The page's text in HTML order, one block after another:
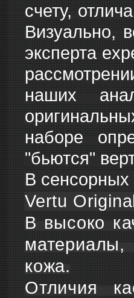
счету,
Визуально,
эксперта
наших
наборе
"бьются"
В сенсорных
Vertu
В высоко
кожа.
Отличия